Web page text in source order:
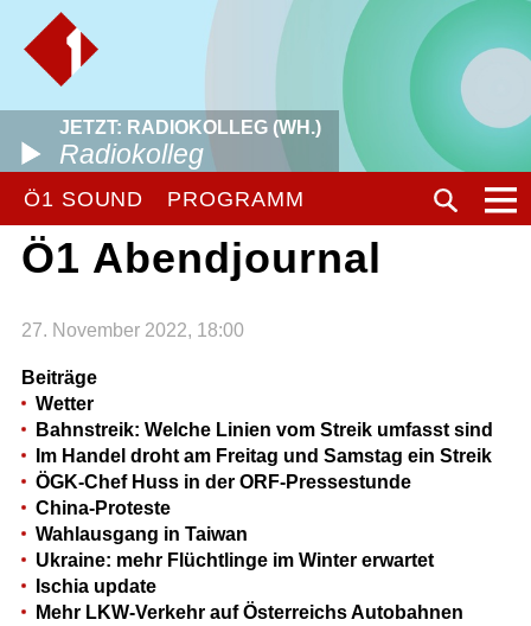
JETZT: RADIOKOLLEG (WH.)
Radiokolleg
Ö1 SOUND PROGRAMM
Ö1 Abendjournal
27. November 2022, 18:00
Beiträge
Wetter
Bahnstreik: Welche Linien vom Streik umfasst sind
Im Handel droht am Freitag und Samstag ein Streik
ÖGK-Chef Huss in der ORF-Pressestunde
China-Proteste
Wahlausgang in Taiwan
Ukraine: mehr Flüchtlinge im Winter erwartet
Ischia update
Mehr LKW-Verkehr auf Österreichs Autobahnen